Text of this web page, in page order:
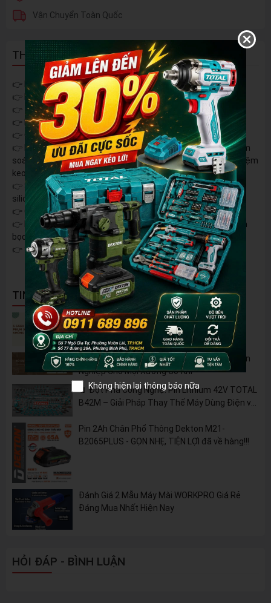
Vận Chuyển Toàn Quốc
THÔNG TIN SẢN PHẨM
👉 MODEL: M21-MBK01PRO (Màu Xanh & Xám galaxy )
👉 Lực đẩy tối đa 2500N
👉 Tốc độ bơm keo: 0.8-8mm/s
👉 Kích thước độ đỡ: 300ml
👉 Cân nặng thân máy: 1.6kg
👉 Máy được thiết kế với 6 tốc độ, tốc độ đẩy chậm giúp kiểm
soát lượng keo sử dụng một cách hiệu quả, do đó giúp tiết kiệm
keo và giảm chi phí thi công
👉 Sử dụng súng bắn keo silicon giúp bảo vệ da tay khỏi keo
silicon, đặc biệt là khi thi công các công trình lớn và kéo dài
👉 Chân pin M21 phổ thông
👉 Máy sử dụng nhựa cao cấp có tiêu chuẩn rõ ràng, tay cầm
bọc cao su sử dụng thời gian dài mà không lo mỏi tay
👉 Sản phẩm được bảo hành 6 tháng
TIN NỔI BẬT
5 Cách Tận Dụng Máy Phun Xịt Áp Lực Cao
Không Chỉ Để Rửa Xe
Tủ Dụng Cụ CSPS: Giải Pháp Sắp Xếp Chuyên
Nghiệp Cho Mọi Xưởng Cơ Khí
🔋 Đột Phá Công Nghệ: Pin Lithium 42V TOTAL
B42M – Giải Pháp Thay Thế Máy Dùng Điện và
Pin 2Ah Chân Phổ Thông Dekton M21-
B2065PLUS - GỌN NHẸ, TIỆN LỢI đã về hàng!!!
Đánh Giá 2 Mẫu Máy Mài WORKPRO Giá Rẻ
Đáng Mua Nhất Hiện Nay
HỎI ĐÁP - BÌNH LUẬN
Không hiện lại thông báo nữa